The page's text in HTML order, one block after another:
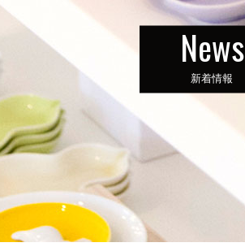
News
新着情報